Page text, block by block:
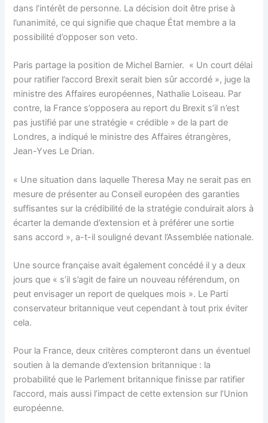
dans l’intérêt de personne. La décision doit être prise à
l’unanimité, ce qui signifie que chaque État membre a la
possibilité d’opposer son veto.
Paris partage la position de Michel Barnier. « Un court délai
pour ratifier l’accord Brexit serait bien sûr accordé », juge la
ministre des Affaires européennes, Nathalie Loiseau. Par
contre, la France s’opposera au report du Brexit s’il n’est
pas justifié par une stratégie « crédible » de la part de
Londres, a indiqué le ministre des Affaires étrangères,
Jean-Yves Le Drian.
« Une situation dans laquelle Theresa May ne serait pas en
mesure de présenter au Conseil européen des garanties
suffisantes sur la crédibilité de la stratégie conduirait alors à
écarter la demande d’extension et à préférer une sortie
sans accord », a-t-il souligné devant l’Assemblée nationale.
Une source française avait également concédé il y a deux
jours que « s’il s’agit de faire un nouveau référendum, on
peut envisager un report de quelques mois ». Le Parti
conservateur britannique veut cependant à tout prix éviter
cela.
Pour la France, deux critères compteront dans un éventuel
soutien à la demande d’extension britannique : la
probabilité que le Parlement britannique finisse par ratifier
l’accord, mais aussi l’impact de cette extension sur l’Union
européenne.